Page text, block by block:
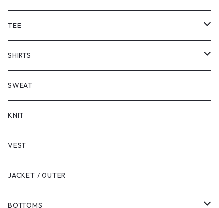
TEE
SHORT SLEEVE
LONG SLEEVE
SHIRTS
SHORT SLEEVE
LONG SLEEVE
SWEAT
KNIT
VEST
JACKET / OUTER
BOTTOMS